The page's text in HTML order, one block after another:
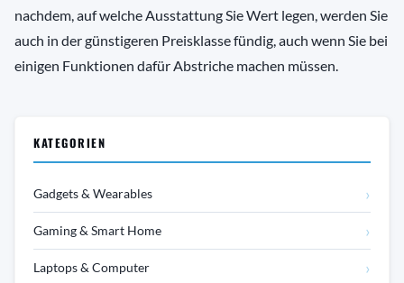
nachdem, auf welche Ausstattung Sie Wert legen, werden Sie
auch in der günstigeren Preisklasse fündig, auch wenn Sie bei
einigen Funktionen dafür Abstriche machen müssen.
KATEGORIEN
Gadgets & Wearables ›
Gaming & Smart Home ›
Laptops & Computer ›